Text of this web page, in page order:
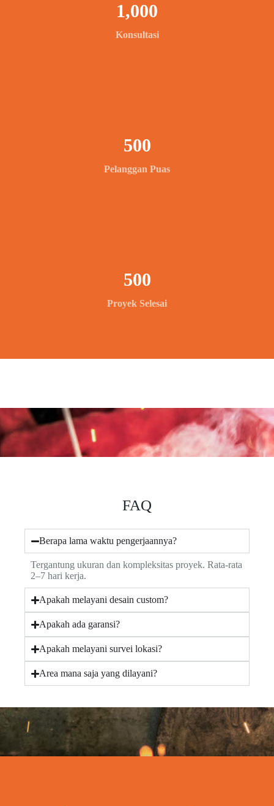
Konsultasi
1,000
Pelanggan Puas
500
Proyek Selesai
500
FAQ
Berapa lama waktu pengerjaannya?
Tergantung ukuran dan kompleksitas proyek. Rata-rata
2–7 hari kerja.
Apakah melayani desain custom?
Apakah ada garansi?
Apakah melayani survei lokasi?
Area mana saja yang dilayani?